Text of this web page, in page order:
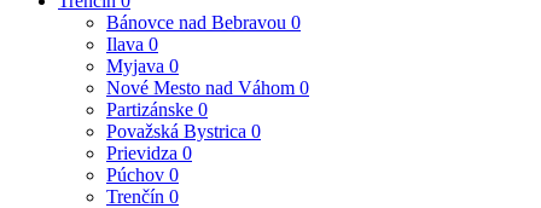
Bánovce nad Bebravou 0
Ilava 0
Myjava 0
Nové Mesto nad Váhom 0
Partizánske 0
Považská Bystrica 0
Prievidza 0
Púchov 0
Trenčín 0